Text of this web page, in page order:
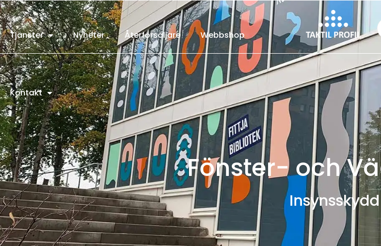
Tjänster Nyheter Återförsäljare Webbshop
Kontakt
Fönster- och
Insynsskydd